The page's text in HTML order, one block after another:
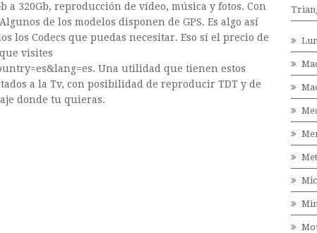
a 320Gb, reproducción de vídeo, música y fotos. Con
de los modelos disponen de GPS. Es algo así
los Codecs que puedas necesitar. Eso sí el precio de
visites
Una utilidad que tienen estos
a la Tv, con posibilidad de reproducir TDT y de
donde tu quieras.